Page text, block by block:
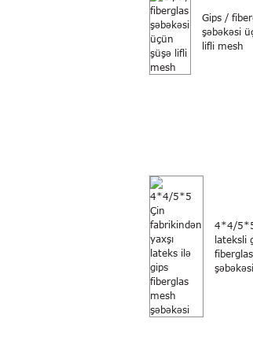
Gips /
şəbəkəsi
lifli mesh
4*4/5*5
lateksli